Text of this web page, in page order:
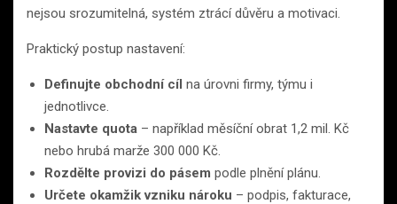
nejsou srozumitelná, systém ztrácí důvěru a motivaci.
Praktický postup nastavení:
Definujte obchodní cíl na úrovni firmy, týmu i
jednotlivce.
Nastavte quota – například měsíční obrat 1,2 mil. Kč
nebo hrubá marže 300 000 Kč.
Rozdělte provizi do pásem podle plnění plánu.
Určete okamžik vzniku nároku – podpis, fakturace,